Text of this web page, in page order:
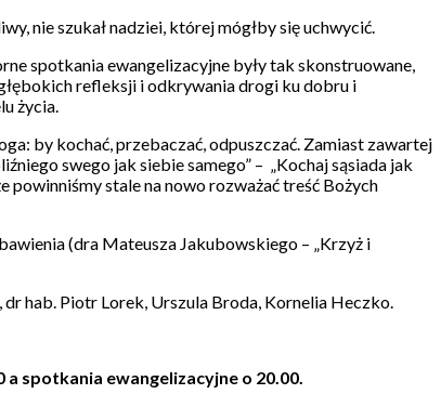
nie szukał nadziei, której mógłby się uchwycić.
spotkania ewangelizacyjne były tak skonstruowane,
refleksji i odkrywania drogi ku dobru i
życia.
by kochać, przebaczać, odpuszczać. Zamiast zawartej
swego jak siebie samego” – „Kochaj sąsiada jak
powinniśmy stale na nowo rozważać treść Bożych
(dra Mateusza Jakubowskiego – „Krzyż i
hab. Piotr Lorek, Urszula Broda, Kornelia Heczko.
spotkania ewangelizacyjne o 20.00.